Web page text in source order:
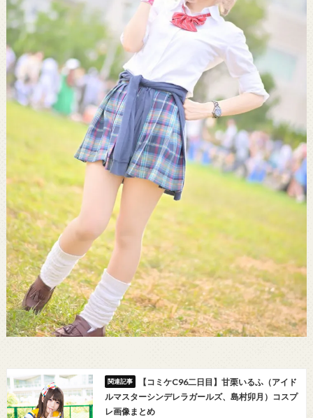
【コミケC96二日目】甘栗いるふ（アイド
ルマスターシンデレラガールズ、島村卯月）コスプ
レ画像まとめ